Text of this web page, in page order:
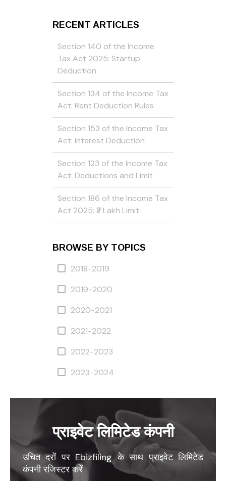
RECENT ARTICLES
Section 140 of the Income
Tax Act 2025: Startup
Deduction
Section 134 of the Income Tax
Act: Rent Deduction Rules
Section 153 of the Income Tax
Act: Interest Deduction
Section 123 of the Income Tax
Act: Deductions and Limit
Section 186 of the Income Tax
Act 2025: ₹2 Lakh Limit
BROWSE BY TOPICS
2018-2019
2019-2020
2020-2021
2021-2022
2022-2023
2023-2024
प्राइवेट लिमिटेड कंपनी
उचित दरों पर Ebizfiling के साथ प्राइवेट लिमिटेड
कंपनी रजिस्टर करें